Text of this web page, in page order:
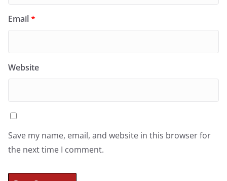
Email*
Website
Save my name, email, and website in this browser for
the next time I comment.